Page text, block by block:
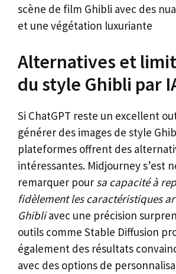
scène de film Ghibli avec des
et une végétation luxuriante
Alternatives et
du style Ghibli par
Si ChatGPT reste un excellent
générer des images de style
plateformes offrent des
intéressantes. Midjourney s’est
remarquer pour sa capacité à
fidèlement les caractéristiques
Ghibliavec une précision
outils comme Stable Diffusion
également des résultats
avec des options de